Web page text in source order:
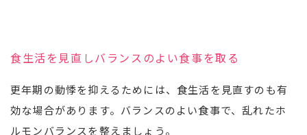
食生活を見直しバランスのよい食事を取る
更年期の動悸を抑えるためには、食生活を見直すのも有
効な場合があります。バランスのよい食事で、乱れたホ
ルモンバランスを整えましょう。